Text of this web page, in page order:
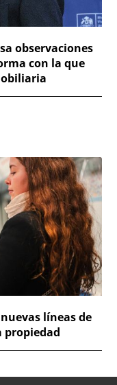
observaciones
con la que
líneas de
propiedad